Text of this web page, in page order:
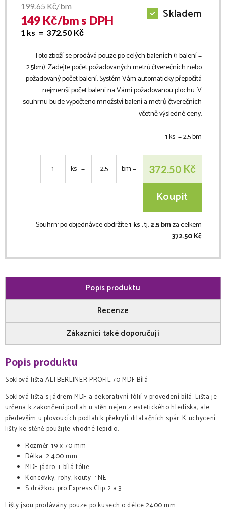
199.65Kč/bm
149 Kč/bms DPH
1 ks = 372.50 Kč
Skladem
Toto zboží se prodává pouze po celých baleních (1 balení =
2.5bm). Zadejte počet požadovaných metrů čtverečních nebo
požadovaný počet balení. Systém Vám automaticky přepočítá
nejmenší počet balení na Vámi požadovanou plochu. V
souhrnu bude vypočteno množství balení a metrů čtverečních
včetně výsledné ceny.
1 ks =2.5bm
ks = bm= 372.50 Kč
Koupit
Souhrn:po objednávce obdržíte1 ks, tj.2.5 bmza celkem
372.50 Kč
Popis produktu
Recenze
Zákazníci také doporučují
Popis produktu
Soklová lišta ALTBERLINER PROFIL 70 MDF Bílá
Soklová lišta s jádrem MDF a dekorativní fólií v provedení bílá. Lišta je
určena k zakončení podlah u stěn nejen z estetického hlediska, ale
především u plovoucích podlah k překrytí dilatačních spár. K uchycení
lišty ke stěně použijte vhodné lepidlo.
Rozměr: 19 x 70 mm
Délka: 2 400 mm
MDF jádro + bílá fólie
Koncovky, rohy, kouty : NE
S drážkou pro Express Clip 2 a 3
Lišty jsou prodávány pouze po kusech o délce 2400 mm.